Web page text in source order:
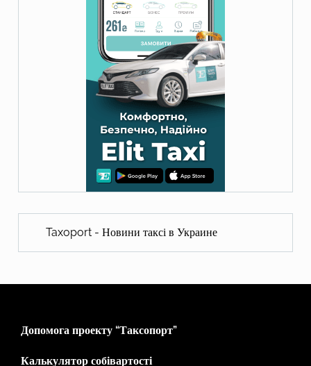
Taxoport - Новини таксі в Украине
Допомога проекту “Таксопорт”
Калькулятор собівартості